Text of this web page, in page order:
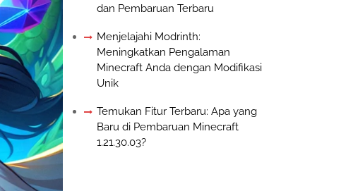
dan Pembaruan Terbaru
Menjelajahi Modrinth:
Meningkatkan Pengalaman
Minecraft Anda dengan Modifikasi
Unik
Temukan Fitur Terbaru: Apa yang
Baru di Pembaruan Minecraft
1.21.30.03?